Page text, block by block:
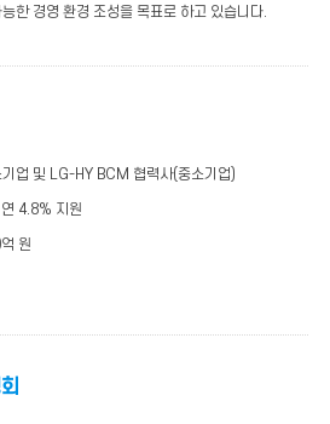
한 경영 환경 조성을 목표로 하고 있습니다.
업 및 LG-HY BCM 협력사(중소기업)
4.8% 지원
원